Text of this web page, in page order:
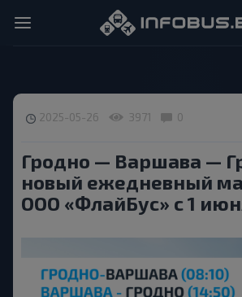
2025-05-26 3971 0
Гродно — Варшава —
новый ежедневный
ООО «ФлайБус» с 1